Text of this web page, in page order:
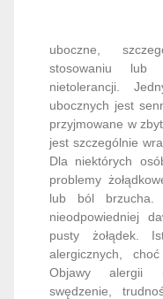
uboczne,
stosowaniu lub
nietolerancji.
ubocznych jest
przyjmowane w
jest szczególnie
Dla niektórych
problemy
lub ból brzucha.
nieodpowiedniej
pusty żołądek.
alergicznych,
Objawy alergii
swędzenie,